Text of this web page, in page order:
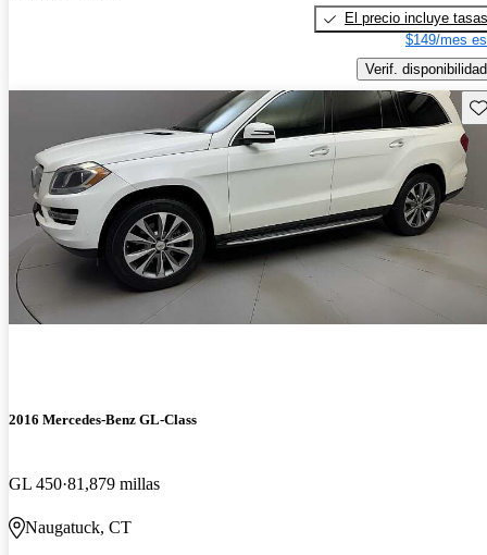
El precio incluye tasas
$149/mes
Verif. disponibilidad
2016 Mercedes-Benz GL-Class
GL 450 81,879 millas
Naugatuck, CT